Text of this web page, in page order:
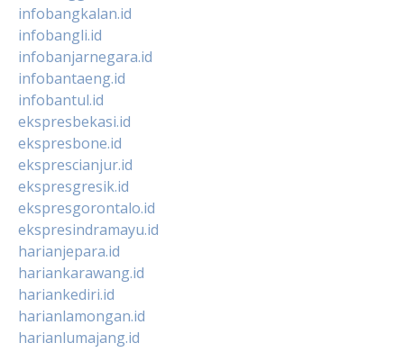
infobangkalan.id
infobangli.id
infobanjarnegara.id
infobantaeng.id
infobantul.id
ekspresbekasi.id
ekspresbone.id
eksprescianjur.id
ekspresgresik.id
ekspresgorontalo.id
ekspresindramayu.id
harianjepara.id
hariankarawang.id
hariankediri.id
harianlamongan.id
harianlumajang.id